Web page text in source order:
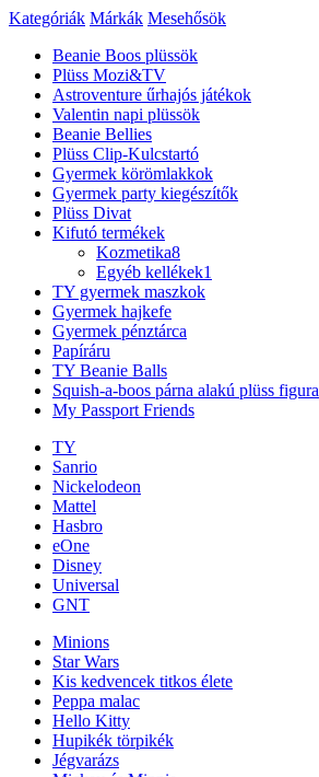
Kategóriák Márkák Mesehősök
Beanie Boos plüssök
Plüss Mozi&TV
Astroventure űrhajós játékok
Valentin napi plüssök
Beanie Bellies
Plüss Clip-Kulcstartó
Gyermek körömlakkok
Gyermek party kiegészítők
Plüss Divat
Kifutó termékek
Kozmetika8
Egyéb kellékek1
TY gyermek maszkok
Gyermek hajkefe
Gyermek pénztárca
Papíráru
TY Beanie Balls
Squish-a-boos párna alakú plüss figura
My Passport Friends
TY
Sanrio
Nickelodeon
Mattel
Hasbro
eOne
Disney
Universal
GNT
Minions
Star Wars
Kis kedvencek titkos élete
Peppa malac
Hello Kitty
Hupikék törpikék
Jégvarázs